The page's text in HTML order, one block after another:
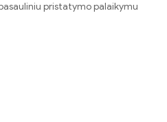
pristatymo palaikymu